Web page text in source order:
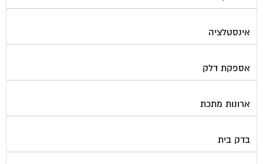
אינסטלציה
אספקת דלק
ארונות מתכת
בדק בית